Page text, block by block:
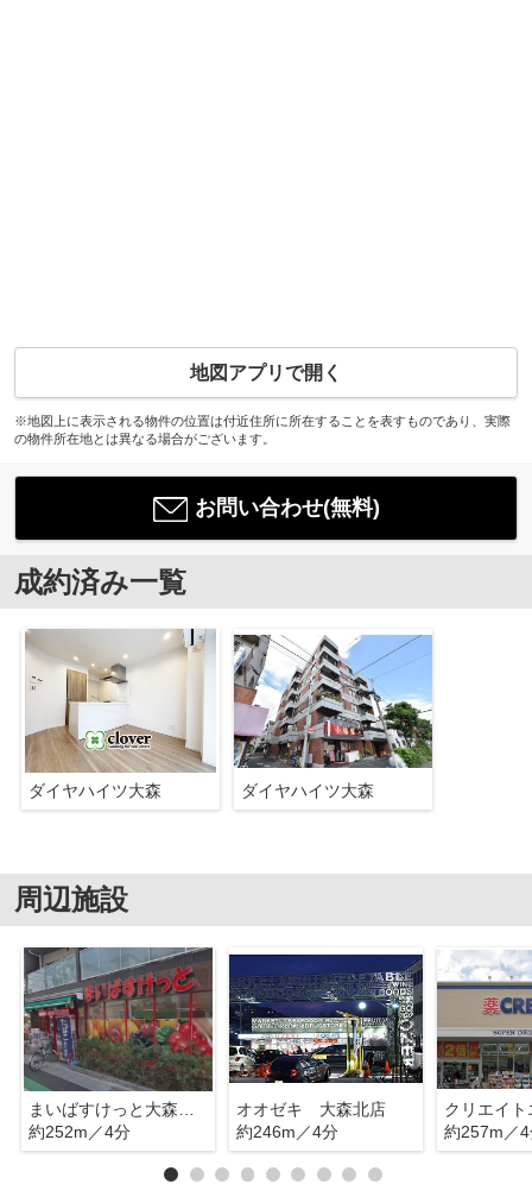
地図アプリで開く
※地図上に表示される物件の位置は付近住所に所在することを表すものであり、実際
の物件所在地とは異なる場合がございます。
お問い合わせ(無料)
成約済み一覧
ダイヤハイツ大森 ダイヤハイツ大森
周辺施設
約252m／4分
オオゼキ 大森北店
約246m／4分
約257m／